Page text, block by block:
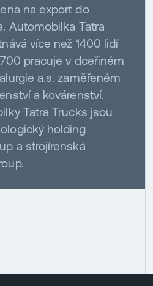
na export do
Automobilka Tatra
více než 1400 lidí
pracuje v dceřiném
a.s. zaměřeném
a kovárenství.
Tatra Trucks jsou
holding
a strojírenská